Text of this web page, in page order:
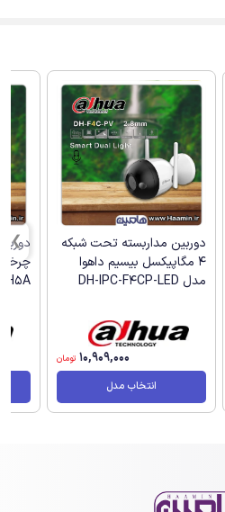
دوربین مداربسته تحت شبکه
4 مگاپیکسل بیسیم داهوا
مدل DH-IPC-F4CP-LED
10,909,000 تومان
انتخاب مدل
(H5A)